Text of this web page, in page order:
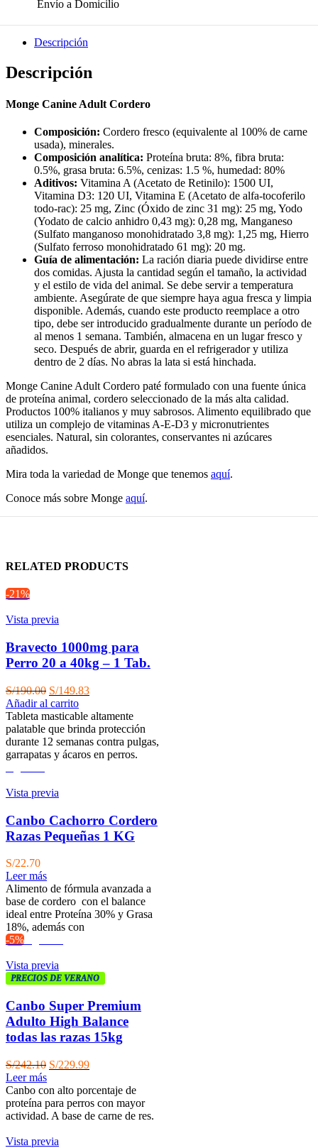
Envío a Domicilio
Descripción
Descripción
Monge Canine Adult Cordero
Composición: Cordero fresco (equivalente al 100% de carne
usada), minerales.
Composición analítica: Proteína bruta: 8%, fibra bruta:
0.5%, grasa bruta: 6.5%, cenizas: 1.5 %, humedad: 80%
Aditivos: Vitamina A (Acetato de Retinilo): 1500 UI,
Vitamina D3: 120 UI, Vitamina E (Acetato de alfa-tocoferilo
todo-rac): 25 mg, Zinc (Óxido de zinc 31 mg): 25 mg, Yodo
(Yodato de calcio anhidro 0,43 mg): 0,28 mg, Manganeso
(Sulfato manganoso monohidratado 3,8 mg): 1,25 mg, Hierro
(Sulfato ferroso monohidratado 61 mg): 20 mg.
Guía de alimentación: La ración diaria puede dividirse entre
dos comidas. Ajusta la cantidad según el tamaño, la actividad
y el estilo de vida del animal. Se debe servir a temperatura
ambiente. Asegúrate de que siempre haya agua fresca y limpia
disponible. Además, cuando este producto reemplace a otro
tipo, debe ser introducido gradualmente durante un período de
al menos 1 semana. También, almacena en un lugar fresco y
seco. Después de abrir, guarda en el refrigerador y utiliza
dentro de 2 días. No abras la lata si está hinchada.
Monge Canine Adult Cordero paté formulado con una fuente única
de proteína animal, cordero seleccionado de la más alta calidad.
Productos 100% italianos y muy sabrosos. Alimento equilibrado que
utiliza un complejo de vitaminas A-E-D3 y micronutrientes
esenciales. Natural, sin colorantes, conservantes ni azúcares
añadidos.
Mira toda la variedad de Monge que tenemos aquí.
Conoce más sobre Monge aquí.
RELATED PRODUCTS
-21%
Vista previa
Bravecto 1000mg para
Perro 20 a 40kg – 1 Tab.
S/190.00 El
precio
original
era:
S/190.00.
S/149.83El
actual
es:
S/149.83.
Añadir al carrito
Tableta masticable altamente
palatable que brinda protección
durante 12 semanas contra pulgas,
garrapatas y ácaros en perros.
Vista previa
Canbo Cachorro Cordero
Razas Pequeñas 1 KG
S/22.70
Leer más
Alimento de fórmula avanzada a
base de cordero con el balance
ideal entre Proteína 30% y Grasa
18%, además con
-5%
Vista previa
PRECIOS DE VERANO
Canbo Super Premium
Adulto High Balance
todas las razas 15kg
S/242.10 El
original
era:
S/242.10.
S/229.99El
actual
es:
S/229.99.
Leer más
Canbo con alto porcentaje de
proteína para perros con mayor
actividad. A base de carne de res.
Vista previa